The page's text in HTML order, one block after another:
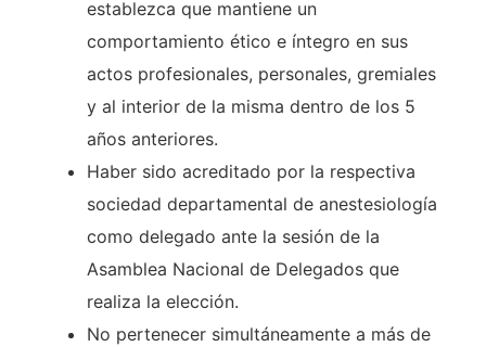
establezca que mantiene un
comportamiento ético e íntegro en sus
actos profesionales, personales, gremiales
y al interior de la misma dentro de los 5
años anteriores.
Haber sido acreditado por la respectiva
sociedad departamental de anestesiología
como delegado ante la sesión de la
Asamblea Nacional de Delegados que
realiza la elección.
No pertenecer simultáneamente a más de